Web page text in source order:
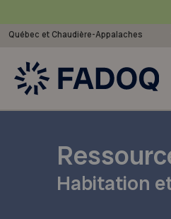
Québec et Chaudière-Appalaches
Habitation